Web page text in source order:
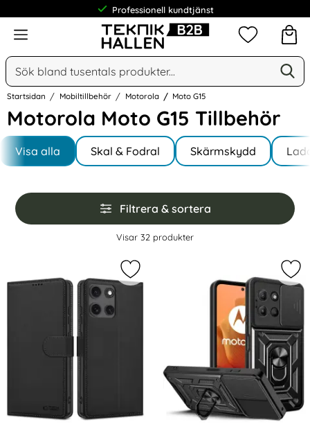
Omfattande & växande sortiment
Meny
Sök
Sök på Narse Group AB
Mina
Startsidan Mobiltillbehör Motorola Moto G15
Motorola Moto G15 Tillbehör
Hoppa
produkter
Underkategorier
Visa alla
I Moto G15 Skal & Fodral Skärmskydd
Hoppa
över
filtersektionen
Filtrera & sortera
Filtrera & sortera
Visar 32 produkter
Markera tech-Protect Motorola